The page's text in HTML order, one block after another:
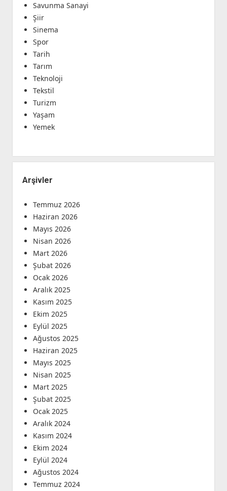
Savunma Sanayi
Şiir
Sinema
Spor
Tarih
Tarım
Teknoloji
Tekstil
Turizm
Yaşam
Yemek
Arşivler
Temmuz 2026
Haziran 2026
Mayıs 2026
Nisan 2026
Mart 2026
Şubat 2026
Ocak 2026
Aralık 2025
Kasım 2025
Ekim 2025
Eylül 2025
Ağustos 2025
Haziran 2025
Mayıs 2025
Nisan 2025
Mart 2025
Şubat 2025
Ocak 2025
Aralık 2024
Kasım 2024
Ekim 2024
Eylül 2024
Ağustos 2024
Temmuz 2024